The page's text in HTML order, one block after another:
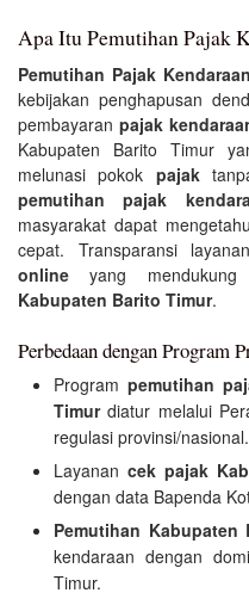
Apa Itu Pemutihan Pajak
Pemutihan Pajak
kebijakan penghapusan
pembayaran pajak
Kabupaten Barito Timur
melunasi pokok pajak
pemutihan pajak
masyarakat dapat
cepat. Transparansi
online yang
Kabupaten Barito Timur.
Perbedaan dengan Program
Program pemutihan
Timurdiatur melalui
regulasi provinsi/nasional.
Layanan cek pajak
dengan data Bapenda
Pemutihan Kabupaten
kendaraan dengan
Timur.